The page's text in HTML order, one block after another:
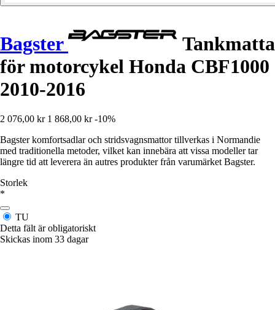
Bagster
Tankmatta
för motorcykel Honda CBF1000
2010-2016
2 076,00 kr 1 868,00 kr -10%
Bagster komfortsadlar och stridsvagnsmattor tillverkas i Normandie
med traditionella metoder, vilket kan innebära att vissa modeller tar
längre tid att leverera än autres produkter från varumärket Bagster.
Storlek
*
TU
Detta fält är obligatoriskt
Skickas inom 33 dagar